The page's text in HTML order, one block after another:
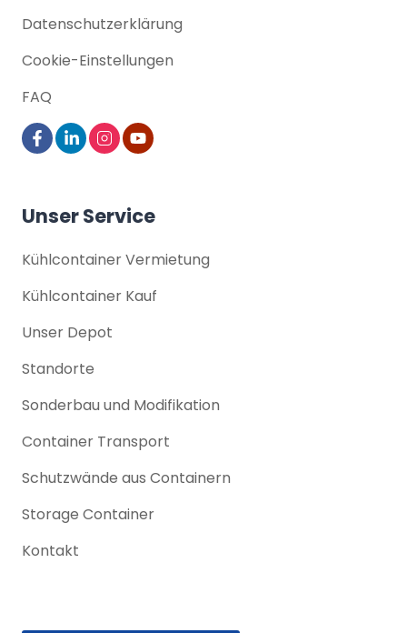
Datenschutz­erklärung
Cookie-Einstellungen
FAQ
Unser Service
Kühlcontainer Vermietung
Kühlcontainer Kauf
Unser Depot
Standorte
Sonderbau und Modifikation
Container Transport
Schutzwände aus Containern
Storage Container
Kontakt